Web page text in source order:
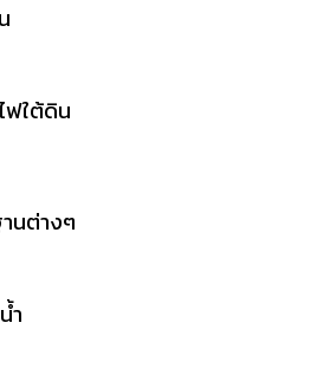
ฟใต้ดิน
นต่างๆ
ำ